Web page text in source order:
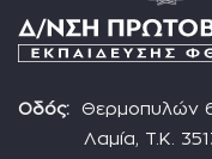
Οδός: Θερμοπυλών
Λαμία, Τ.Κ.